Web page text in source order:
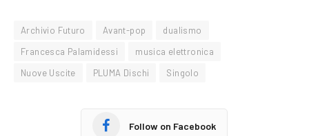
Archivio Futuro Avant-pop
dualismo
Francesca Palamidessi
musica elettronica
Nuove Uscite
PLUMA Dischi Singolo
Follow on Facebook